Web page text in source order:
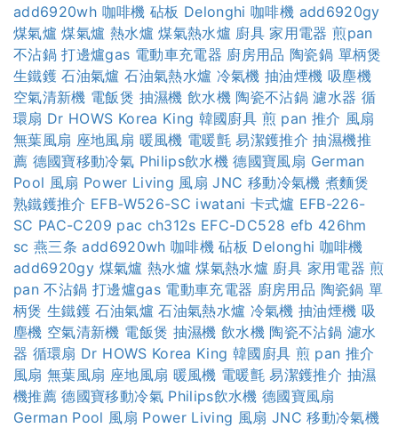
add6920wh 咖啡機 砧板 Delonghi 咖啡機 add6920gy
煤氣爐 煤氣爐 熱水爐 煤氣熱水爐 廚具 家用電器 煎pan
不沾鍋 打邊爐gas 電動車充電器 廚房用品 陶瓷鍋 單柄煲
生鐵鑊 石油氣爐 石油氣熱水爐 冷氣機 抽油煙機 吸塵機
空氣清新機 電飯煲 抽濕機 飲水機 陶瓷不沾鍋 濾水器 循
環扇 Dr HOWS Korea King 韓國廚具 煎 pan 推介 風扇
無葉風扇 座地風扇 暖風機 電暖氈 易潔鑊推介 抽濕機推
薦 德國寶移動冷氣 Philips飲水機 德國寶風扇 German
Pool 風扇 Power Living 風扇 JNC 移動冷氣機 煮麵煲
熟鐵鑊推介 EFB-W526-SC iwatani 卡式爐 EFB-226-
SC PAC-C209 pac ch312s EFC-DC528 efb 426hm
sc 燕三条 add6920wh 咖啡機 砧板 Delonghi 咖啡機
add6920gy 煤氣爐 熱水爐 煤氣熱水爐 廚具 家用電器 煎
pan 不沾鍋 打邊爐gas 電動車充電器 廚房用品 陶瓷鍋 單
柄煲 生鐵鑊 石油氣爐 石油氣熱水爐 冷氣機 抽油煙機 吸
塵機 空氣清新機 電飯煲 抽濕機 飲水機 陶瓷不沾鍋 濾水
器 循環扇 Dr HOWS Korea King 韓國廚具 煎 pan 推介
風扇 無葉風扇 座地風扇 暖風機 電暖氈 易潔鑊推介 抽濕
機推薦 德國寶移動冷氣 Philips飲水機 德國寶風扇
German Pool 風扇 Power Living 風扇 JNC 移動冷氣機